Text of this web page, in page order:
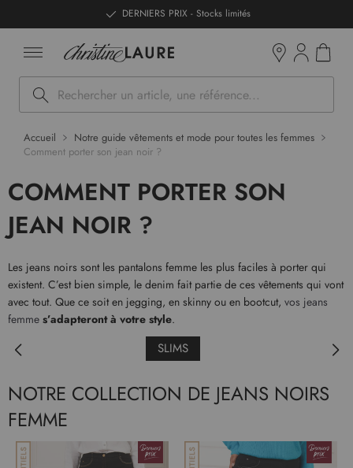
DERNIERS PRIX - Stocks limités
Rechercher
Accueil
Notre guide vêtements et mode pour toutes les femmes
Comment porter son jean noir ?
COMMENT PORTER SON
JEAN NOIR ?
Les jeans noirs sont les pantalons femme les plus faciles à porter qui
existent. C’est bien simple, le denim fait partie de ces vêtements qui vont
avec tout. Que ce soit en jegging, en skinny ou en bootcut, vos jeans
femme s’adapteront à votre style.
SLIMS
NOTRE COLLECTION DE JEANS NOIRS
FEMME